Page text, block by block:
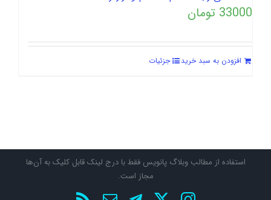
33000 تومان
افزودن به سبد خرید جزئیات
استفاده از مطالب وبلاگ پانویس فقط با درج لینک قابل کلیک به آن‌ها
مجاز است.